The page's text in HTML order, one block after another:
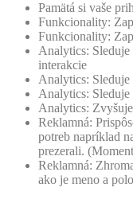
Pamätá si vaše
Funkcionality:
Funkcionality:
Analytics:
interakcie
Analytics: Sleduje
Analytics: Sleduje
Analytics:
Reklamná:
potreb napríklad
prezerali.
Reklamná:
ako je meno a